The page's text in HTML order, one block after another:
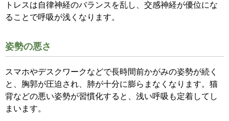
トレスは自律神経のバランスを乱し、交感神経が優位にな
ることで呼吸が浅くなります。
姿勢の悪さ
スマホやデスクワークなどで長時間前かがみの姿勢が続く
と、胸郭が圧迫され、肺が十分に膨らまなくなります。猫
背などの悪い姿勢が習慣化すると、浅い呼吸も定着してし
まいます。